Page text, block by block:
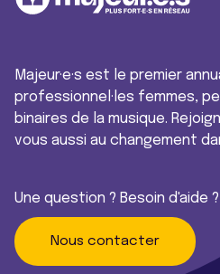
Majeur·e·s est le premier
professionnel·les femmes,
binaires de la musique.
vous aussi au changement
Une question ? Besoin d'aide ?
Nous contacter